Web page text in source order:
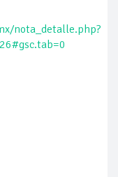
nota_detalle.php?